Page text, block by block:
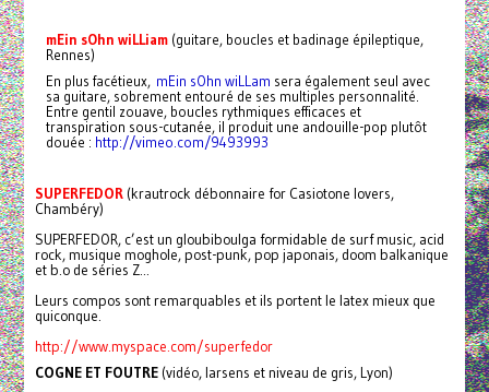
mEin sOhn wiLLiam(guitare, boucles et badinage épileptique,
Rennes)
En plus facétieux, mEin sOhn wiLLam sera également seul avec
sa guitare, sobrement entouré de ses multiples personnalité.
Entre gentil zouave, boucles rythmiques efficaces et
transpiration sous-cutanée, il produit une andouille-pop plutôt
douée : http://vimeo.com/9493993
SUPERFEDOR(krautrock débonnaire for Casiotone lovers,
Chambéry)
SUPERFEDOR, c’est un gloubiboulga formidable de surf music, acid
rock, musique moghole, post-punk, pop japonais, doom balkanique
et b.o de séries Z...
Leurs compos sont remarquables et ils portent le latex mieux que
quiconque.
http://www.myspace.com/superfedor
COGNE ET FOUTRE(vidéo, larsens et niveau de gris, Lyon)